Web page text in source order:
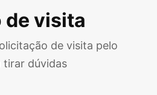
visita
de visita pelo
tirar dúvidas